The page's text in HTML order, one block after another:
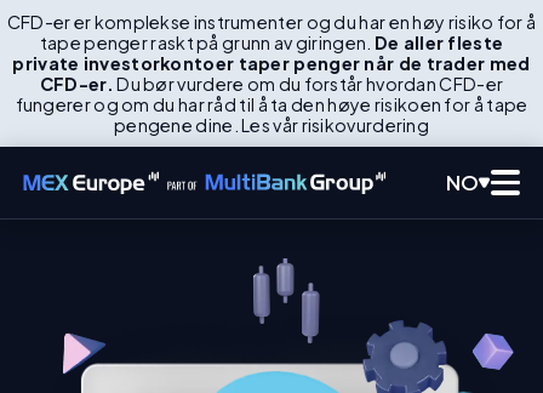
CFD-er er komplekse instrumenter og du har en høy risiko for å
tape penger raskt på grunn av giringen. De aller fleste
private investorkontoer taper penger når de trader med
CFD-er. Du bør vurdere om du forstår hvordan CFD-er
fungerer og om du har råd til å ta den høye risikoen for å tape
pengene dine. Les vår risikovurdering
NO